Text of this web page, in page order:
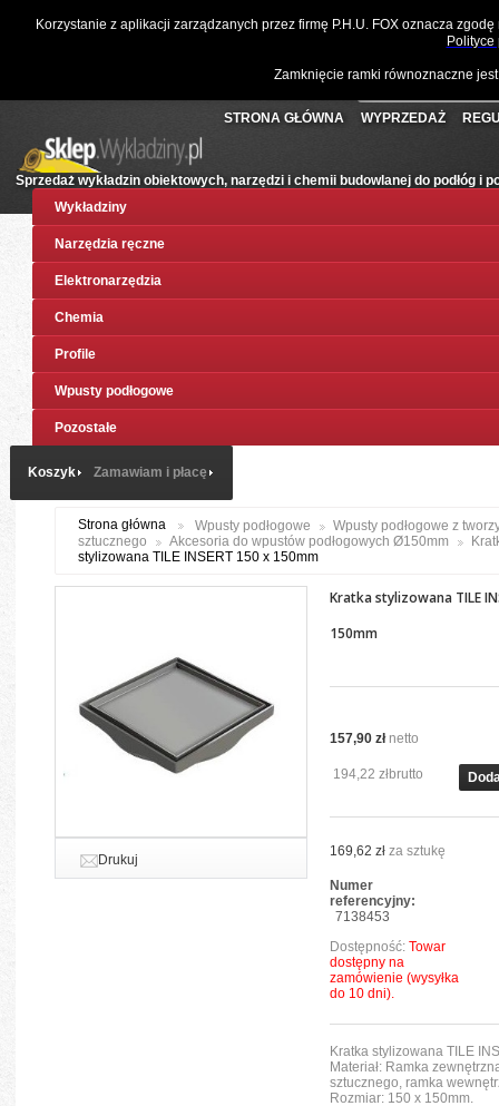
Korzystanie z aplikacji zarządzanych przez firmę P.H.U. FOX oznacza
Zamknięcie ramki równoznaczne
Sprzedaż wykładzin obiektowych, narzędzi i chemii budowlanej do podłóg i
☎061 811 10 03 📧sklep@wykladziny.pl
Twoje konto
STRONA GŁÓWNA WYPRZEDAŻ
Wykładziny
Narzędzia ręczne
Elektronarzędzia
Chemia
Profile
Wpusty podłogowe
Pozostałe
Waluta:
Polski
Strona główna Wpusty podłogowe
Wpusty podłogowe z
sztucznego
Akcesoria do wpustów podłogowych Ø150mm
stylizowana TILE INSERT 150 x 150mm
Drukuj
Kratka stylizowana TILE
150mm
157,90 złnetto
194,22 złbrutto
169,62 złza sztukę
Numer
referencyjny:
7138453
Dostępność: Towar
dostępny na
zamówienie (wysyłka
do 10 dni).
Kratka stylizowana TILE
Materiał: Ramka
sztucznego, ramka
Rozmiar: 150 x 150mm.
Koszyk Zamawiam i płacę